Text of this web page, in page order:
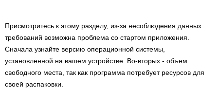
Присмотритесь к этому разделу, из-за несоблюдения данных
требований возможна проблема со стартом приложения.
Сначала узнайте версию операционной системы,
установленной на вашем устройстве. Во-вторых - объем
свободного места, так как программа потребует ресурсов для
своей распаковки.